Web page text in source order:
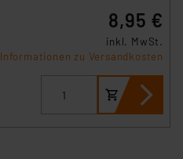
8,95 €
inkl. MwSt.
Informationen zu Versandkosten